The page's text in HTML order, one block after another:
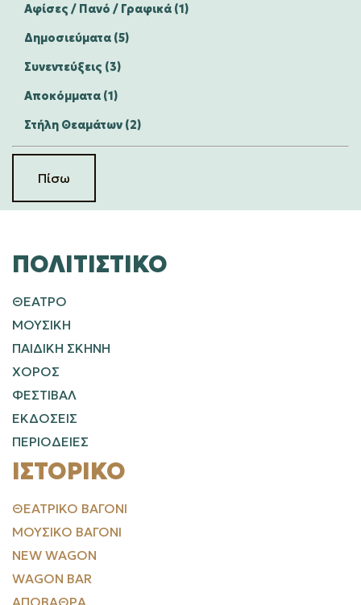
Αφίσες / Πανό / Γραφικά (1)
Δημοσιεύματα (5)
Συνεντεύξεις (3)
Αποκόμματα (1)
Στήλη Θεαμάτων (2)
Πίσω
ΠΟΛΙΤΙΣΤΙΚΌ
ΘΕΑΤΡΟ
ΜΟΥΣΙΚΗ
ΠΑΙΔΙΚΗ ΣΚΗΝΗ
ΧΟΡΟΣ
ΦΕΣΤΙΒΑΛ
ΕΚΔΟΣΕΙΣ
ΠΕΡΙΟΔΕΙΕΣ
ΙΣΤΟΡΙΚΌ
ΘΕΑΤΡΙΚΌ ΒΑΓΌΝΙ
ΜΟΥΣΙΚΌ ΒΑΓΌΝΙ
NEW WAGON
WAGON BAR
ΑΠΟΒΆΘΡΑ